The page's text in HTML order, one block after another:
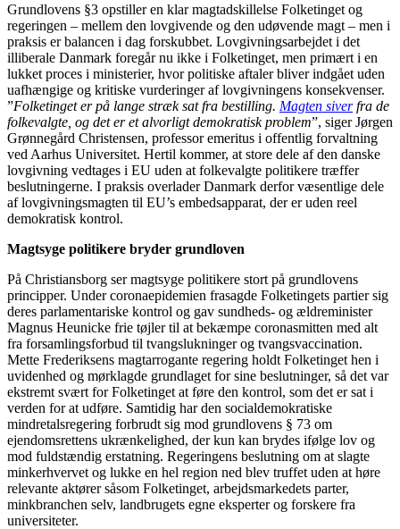
Grundlovens §3 opstiller en klar magtadskillelse Folketinget og
regeringen – mellem den lovgivende og den udøvende magt – men i
praksis er balancen i dag forskubbet. Lovgivningsarbejdet i det
illiberale Danmark foregår nu ikke i Folketinget, men primært i en
lukket proces i ministerier, hvor politiske aftaler bliver indgået uden
uafhængige og kritiske vurderinger af lovgivningens konsekvenser.
”Folketinget er på lange stræk sat fra bestilling. Magten siverfra de
folkevalgte, og det er et alvorligt demokratisk problem”, siger Jørgen
Grønnegård Christensen, professor emeritus i offentlig forvaltning
ved Aarhus Universitet. Hertil kommer, at store dele af den danske
lovgivning vedtages i EU uden at folkevalgte politikere træffer
beslutningerne. I praksis overlader Danmark derfor væsentlige dele
af lovgivningsmagten til EU’s embedsapparat, der er uden reel
demokratisk kontrol.
Magtsyge politikere bryder grundloven
På Christiansborg ser magtsyge politikere stort på grundlovens
principper. Under coronaepidemien frasagde Folketingets partier sig
deres parlamentariske kontrol og gav sundheds- og ældreminister
Magnus Heunicke frie tøjler til at bekæmpe coronasmitten med alt
fra forsamlingsforbud til tvangslukninger og tvangsvaccination.
Mette Frederiksens magtarrogante regering holdt Folketinget hen i
uvidenhed og mørklagde grundlaget for sine beslutninger, så det var
ekstremt svært for Folketinget at føre den kontrol, som det er sat i
verden for at udføre. Samtidig har den socialdemokratiske
mindretalsregering forbrudt sig mod grundlovens § 73 om
ejendomsrettens ukrænkelighed, der kun kan brydes ifølge lov og
mod fuldstændig erstatning. Regeringens beslutning om at slagte
minkerhvervet og lukke en hel region ned blev truffet uden at høre
relevante aktører såsom Folketinget, arbejdsmarkedets parter,
minkbranchen selv, landbrugets egne eksperter og forskere fra
universiteter.